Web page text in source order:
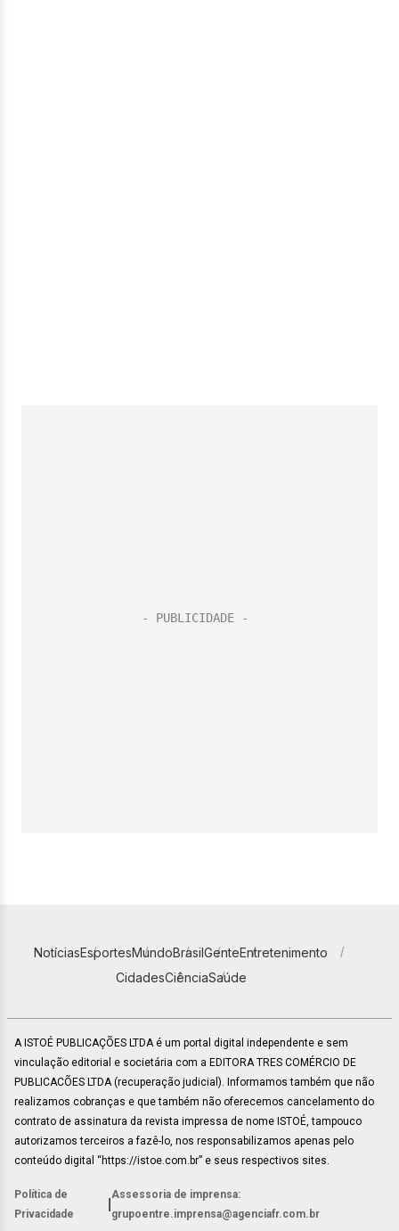
NotíciasEsportesMundoBrasilGenteEntretenimento
CidadesCiênciaSaúde
A ISTOÉ PUBLICAÇÕES LTDA é um portal digital independente e sem
vinculação editorial e societária com a EDITORA TRES COMÉRCIO DE
PUBLICACÕES LTDA (recuperação judicial). Informamos também que não
realizamos cobranças e que também não oferecemos cancelamento do
contrato de assinatura da revista impressa de nome ISTOÉ, tampouco
autorizamos terceiros a fazê-lo, nos responsabilizamos apenas pelo
conteúdo digital “https://istoe.com.br” e seus respectivos sites.
Política de
Privacidade
Assessoria de imprensa:
grupoentre.imprensa@agenciafr.com.br